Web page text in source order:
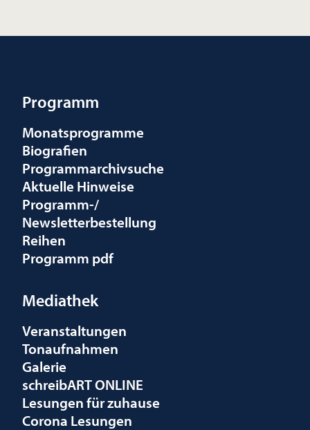
Programm
Monatsprogramme
Biografien
Programmarchivsuche
Aktuelle Hinweise
Programm-/
Newsletterbestellung
Reihen
Programm pdf
Mediathek
Veranstaltungen
Tonaufnahmen
Galerie
schreibART ONLINE
Lesungen für zuhause
Corona Lesungen